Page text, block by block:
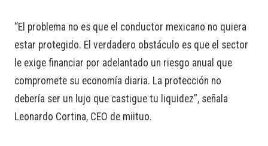
“El problema no es que el conductor mexicano no quiera
estar protegido. El verdadero obstáculo es que el sector
le exige financiar por adelantado un riesgo anual que
compromete su economía diaria. La protección no
debería ser un lujo que castigue tu liquidez”, señala
Leonardo Cortina, CEO de miituo.